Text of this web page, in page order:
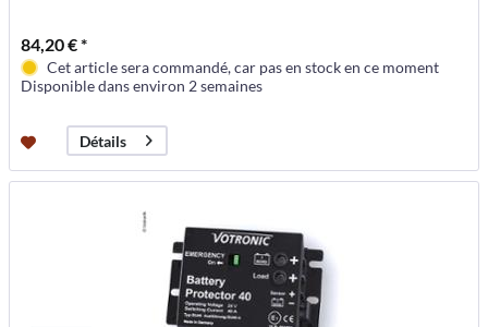
84,20 € *
Cet article sera commandé, car pas en stock en ce moment
Disponible dans environ 2 semaines
Détails